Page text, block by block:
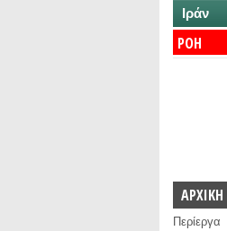
Ιράν
ΡΟΗ
ΑΡΧΙΚΗ
Περίεργα